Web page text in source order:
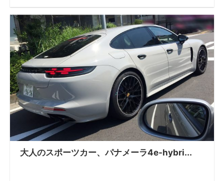
大人のスポーツカー、パナメーラ4e-hybri...